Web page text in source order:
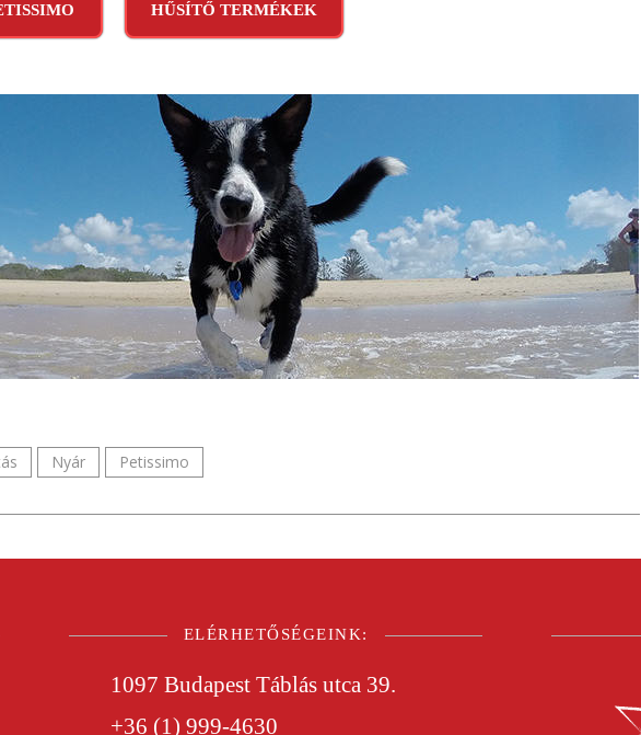
HŰSÍTŐ TERMÉKEK
Nyár Petissimo
ELÉRHETŐSÉGEINK:
1097 Budapest Táblás utca 39.
+36 (1) 999-4630